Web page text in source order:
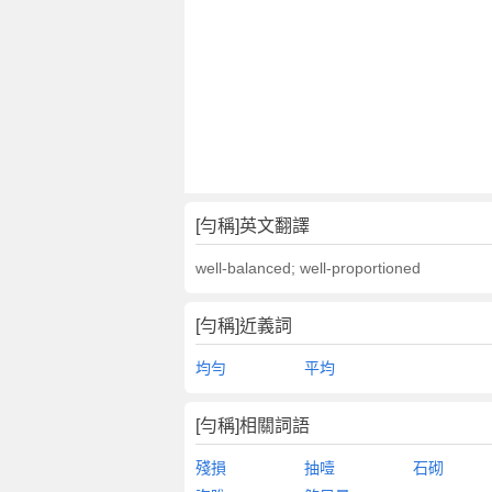
[勻稱]英文翻譯
well-balanced; well-proportioned
[勻稱]近義詞
均勻 平均
[勻稱]相關詞語
殘損 抽噎 石砌